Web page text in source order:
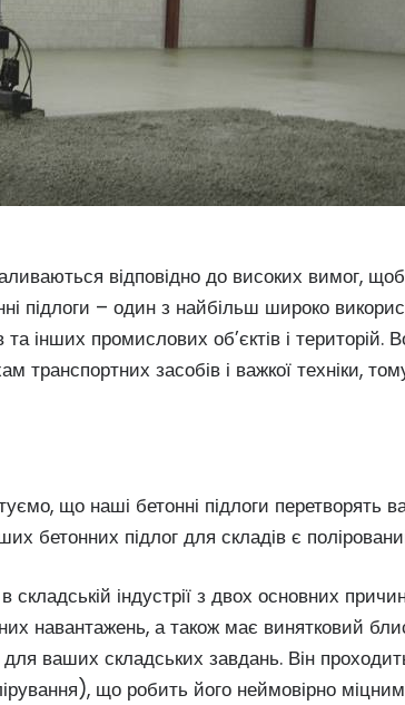
відповідно до високих вимог, щоб
підлоги – один з найбільш широко
інших промислових об’єктів і територій.
транспортних засобів і важкої техніки,
що наші бетонні підлоги перетворять
бетонних підлог для складів є
індустрії з двох основних
навантажень, а також має винятковий
ваших складських завдань. Він
що робить його неймовірно